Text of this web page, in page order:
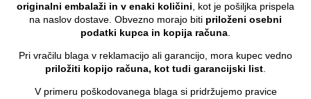
originalni embalaži in v enaki količini , kot je pošiljka prispela
na naslov dostave. Obvezno morajo biti priloženi osebni
podatki kupca in kopija računa
Pri vračilu blaga v reklamacijo ali garancijo, mora kupec vedno
priložiti kopijo računa, kot tudi garancijski list
V primeru poškodovanega blaga si pridržujemo pravice